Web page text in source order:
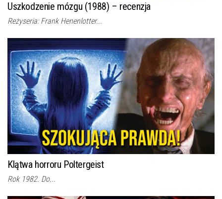
Uszkodzenie mózgu (1988) – recenzja
Reżyseria: Frank Henenlotter...
Klątwa horroru Poltergeist
Rok 1982. Do...